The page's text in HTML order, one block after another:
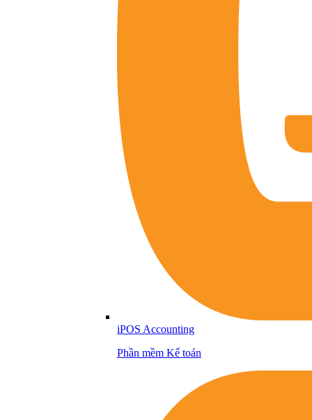
iPOS Accounting
Phần mềm Kế toán